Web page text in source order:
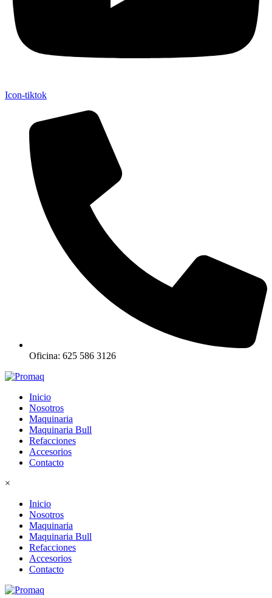
Icon-tiktok
Oficina: 625 586 3126
Inicio
Nosotros
Maquinaria
Maquinaria Bull
Refacciones
Accesorios
Contacto
×
Inicio
Nosotros
Maquinaria
Maquinaria Bull
Refacciones
Accesorios
Contacto